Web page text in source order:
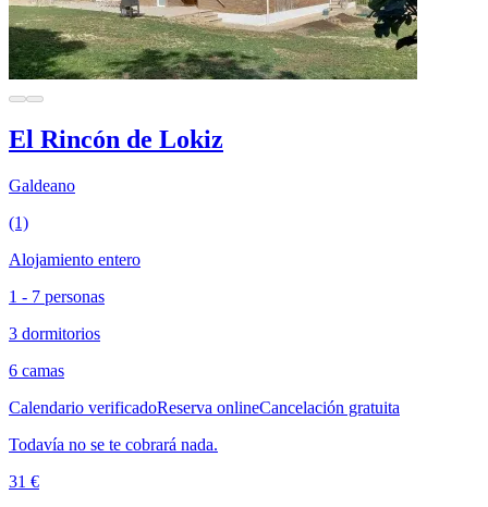
El Rincón de Lokiz
Galdeano
(1)
Alojamiento entero
1 - 7 personas
3 dormitorios
6 camas
Calendario verificadoReserva onlineCancelación gratuita
Todavía no se te cobrará nada.
31 €